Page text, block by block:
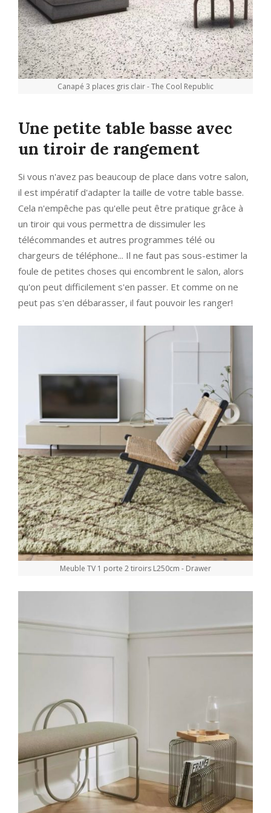
Canapé 3 places gris clair - The Cool Republic
Une petite table basse avec
un tiroir de rangement
Si vous n'avez pas beaucoup de place dans votre salon,
il est impératif d'adapter la taille de votre table basse.
Cela n'empêche pas qu'elle peut être pratique grâce à
un tiroir qui vous permettra de dissimuler les
télécommandes et autres programmes télé ou
chargeurs de téléphone... Il ne faut pas sous-estimer la
foule de petites choses qui encombrent le salon, alors
qu'on peut difficilement s'en passer. Et comme on ne
peut pas s'en débarasser, il faut pouvoir les ranger!
Meuble TV 1 porte 2 tiroirs L250cm - Drawer